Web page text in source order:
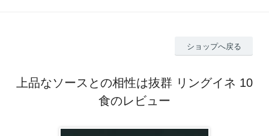
ショップへ戻る
上品なソースとの相性は抜群 リングイネ 10
食のレビュー